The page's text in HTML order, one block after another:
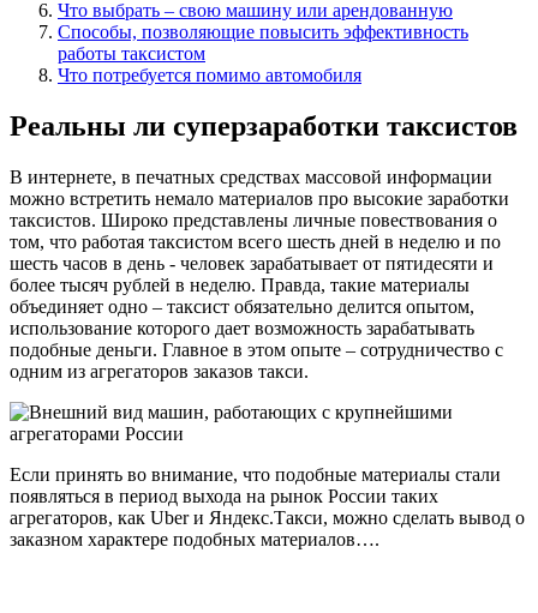
Что выбрать – свою машину или арендованную
Способы, позволяющие повысить эффективность
работы таксистом
Что потребуется помимо автомобиля
Реальны ли суперзаработки таксистов
В интернете, в печатных средствах массовой информации
можно встретить немало материалов про высокие заработки
таксистов. Широко представлены личные повествования о
том, что работая таксистом всего шесть дней в неделю и по
шесть часов в день - человек зарабатывает от пятидесяти и
более тысяч рублей в неделю. Правда, такие материалы
объединяет одно – таксист обязательно делится опытом,
использование которого дает возможность зарабатывать
подобные деньги. Главное в этом опыте – сотрудничество с
одним из агрегаторов заказов такси.
Если принять во внимание, что подобные материалы стали
появляться в период выхода на рынок России таких
агрегаторов, как Uber и Яндекс.Такси, можно сделать вывод о
заказном характере подобных материалов….